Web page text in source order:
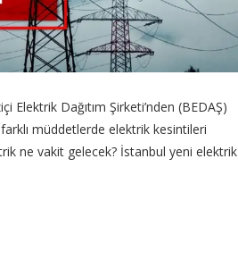
Elektrik Dağıtım Şirketi’nden (BEDAŞ)
müddetlerde elektrik kesintileri
ne vakit gelecek? İstanbul yeni elektrik